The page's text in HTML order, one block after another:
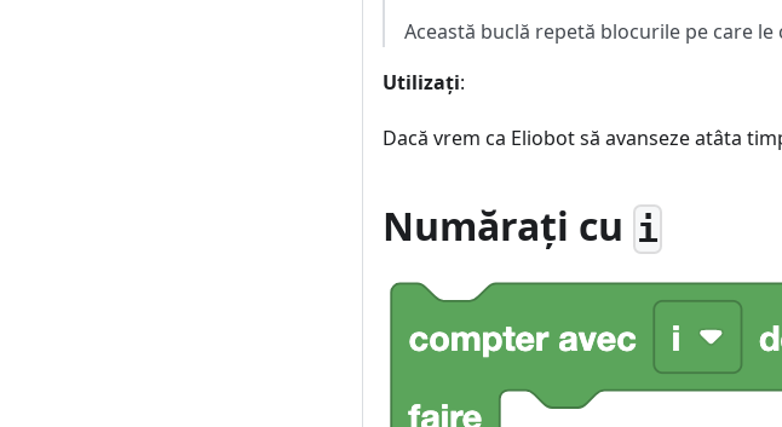
Această buclă repetă blocurile pe care
Utilizați:
Dacă vrem ca Eliobot să avanseze atâta
Numărați cu i